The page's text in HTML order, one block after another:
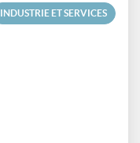
INDUSTRIE ET SERVICES